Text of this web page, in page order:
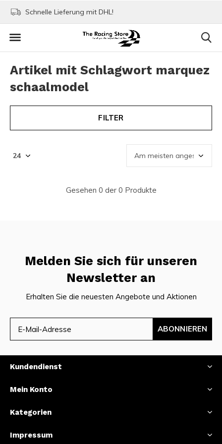
Schnelle Lieferung mit DHL!
Artikel mit Schlagwort marquez
schaalmodel
FILTER
Gesehen 0 der 0 Produkte
Melden Sie sich für unseren
Newsletter an
Erhalten Sie die neuesten Angebote und Aktionen
ABONNIEREN
Kundendienst
Mein Konto
Kategorien
Impressum